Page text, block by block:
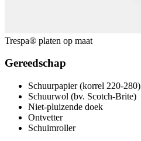
Trespa® platen op maat
Gereedschap
Schuurpapier (korrel 220-280)
Schuurwol (bv. Scotch-Brite)
Niet-pluizende doek
Ontvetter
Schuimroller